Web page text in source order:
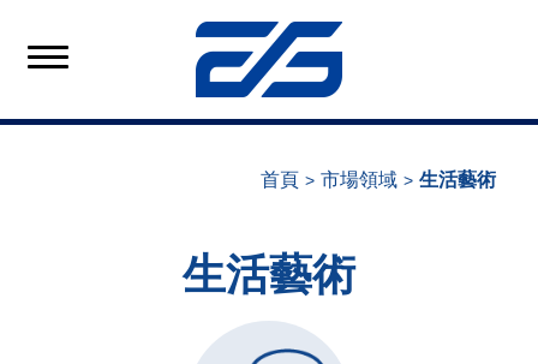
首頁 市場領域 生活藝術
生活藝術